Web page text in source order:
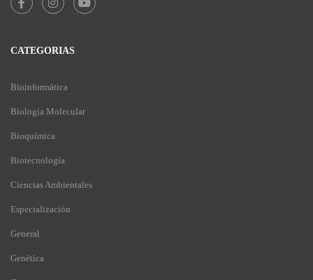
CATEGORIAS
Bioinformática
Biología Molecular
Bioquímica
Biotecnología
Ciencias Ambientales
Especialización
General
Genética